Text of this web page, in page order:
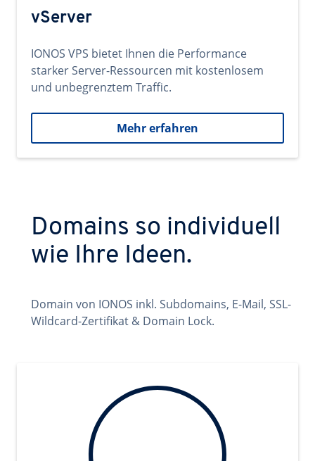
vServer
IONOS VPS bietet Ihnen die Performance
starker Server-Ressourcen mit kostenlosem
und unbegrenztem Traffic.
Mehr erfahren
Domains so individuell
wie Ihre Ideen.
Domain von IONOS inkl. Subdomains, E-Mail, SSL-
Wildcard-Zertifikat & Domain Lock.